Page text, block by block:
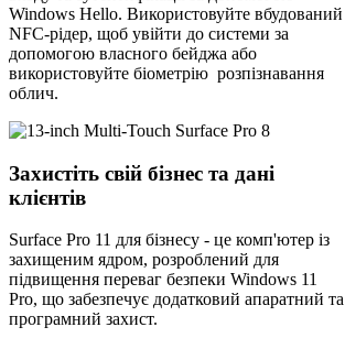
Windows Hello. Використовуйте вбудований
NFC-рідер, щоб увійти до системи за
допомогою власного бейджа або
використовуйте біометрію розпізнавання
облич.
Захистіть свій бізнес та дані
клієнтів
Surface Pro 11 для бізнесу - це комп'ютер із
захищеним ядром, розроблений для
підвищення переваг безпеки Windows 11
Pro, що забезпечує додатковий апаратний та
програмний захист.